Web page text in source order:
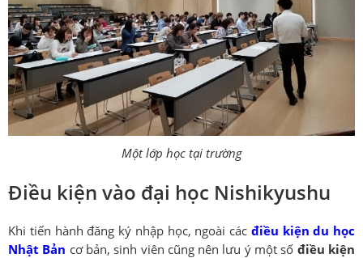
Một lớp học tại trường
Điều kiện vào đại học Nishikyushu
Khi tiến hành đăng ký nhập học, ngoài các điều kiện du học
Nhật Bản cơ bản, sinh viên cũng nên lưu ý một số điều kiện